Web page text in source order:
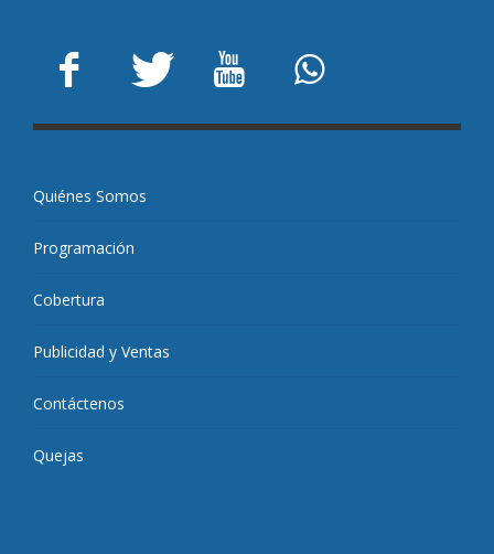
Quiénes Somos
Programación
Cobertura
Publicidad y Ventas
Contáctenos
Quejas